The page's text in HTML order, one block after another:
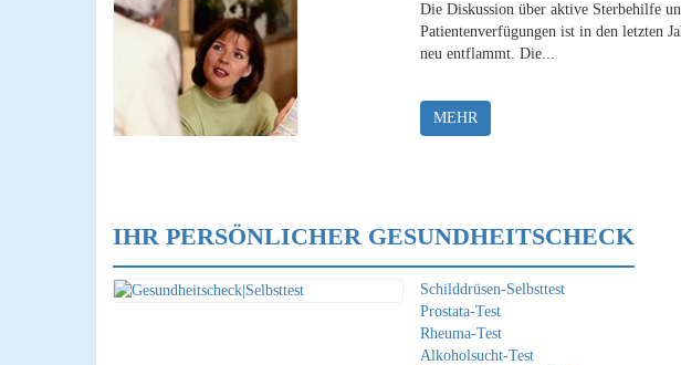
Die Diskussion über aktive Sterbehilfe
Patientenverfügungen ist in den letzten
neu entflammt. Die...
MEHR
IHR PERSÖNLICHER GESUNDHEITSCHECK
Schilddrüsen-Selbsttest
Prostata-Test
Rheuma-Test
Alkoholsucht-Test